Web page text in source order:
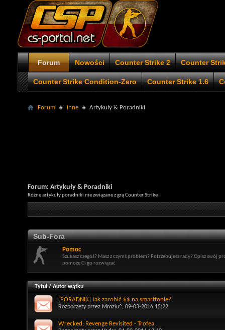
Forum Nowości Counter Strike 2 Counter
Counter Strike Condition-Zero Counter Strike 1.6
Forum Inne Artykuły & Poradniki
Forum: Artykuły & Poradniki
Różne artykuły poradniki nie związane z grą Counter Strike
Sub-Fora
Pomoc
Szukasz czegoś? Masz z czymś problem? Potrzebujesz rady? Opisz swój
pomoże Ci go rozwiązać
Tytuł/Autor wątku
[PORADNIK] Jak zarobić $$ na smartfonie?
Rozpoczęty przez Mroziu^, 09-03-2016 15:22
Wrecked: Revenge Revisited - Trofea